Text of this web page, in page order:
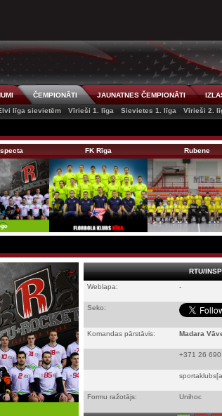
ČEMPIONĀTI JAUNATNES ČEMPIONĀTI
līga sievietēm Vīrieši 1. līga Sievietes 1. līga Vīrieši 2.
FK Rīga Rubene
RTU/
Weblapa:
-
Seko:
Komandas pārstāvis: Madara
+371 26
Formu ražotājs: Unihoc